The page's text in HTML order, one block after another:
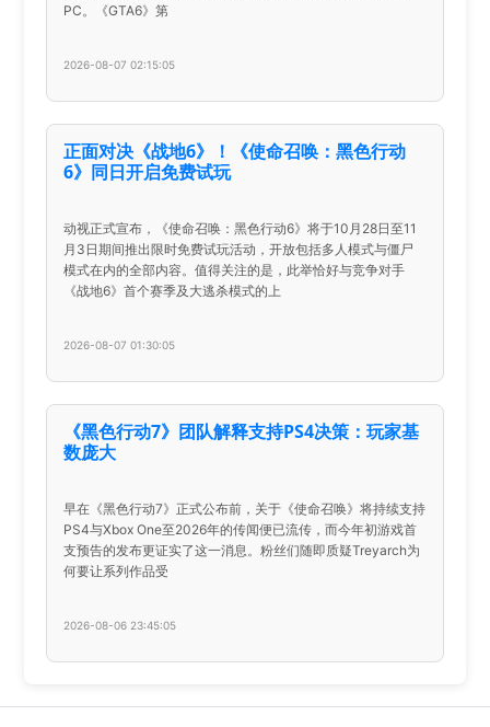
PC。《GTA6》第
2026-08-07 02:15:05
正面对决《战地6》！《使命召唤：黑色行动
6》同日开启免费试玩
动视正式宣布，《使命召唤：黑色行动6》将于10月28日至11
月3日期间推出限时免费试玩活动，开放包括多人模式与僵尸
模式在内的全部内容。值得关注的是，此举恰好与竞争对手
《战地6》首个赛季及大逃杀模式的上
2026-08-07 01:30:05
《黑色行动7》团队解释支持PS4决策：玩家基
数庞大
早在《黑色行动7》正式公布前，关于《使命召唤》将持续支持
PS4与Xbox One至2026年的传闻便已流传，而今年初游戏首
支预告的发布更证实了这一消息。粉丝们随即质疑Treyarch为
何要让系列作品受
2026-08-06 23:45:05